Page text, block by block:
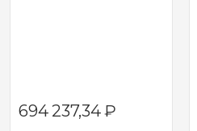
694 237,34₽